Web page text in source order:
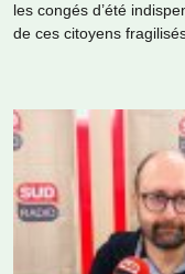
les congés d’été
de ces citoyens